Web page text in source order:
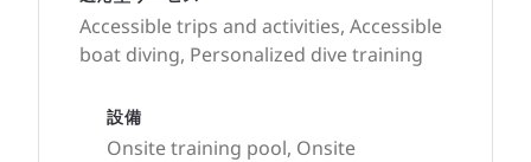
Accessible trips and activities, Accessible
boat diving, Personalized dive training
設備
Onsite training pool, Onsite